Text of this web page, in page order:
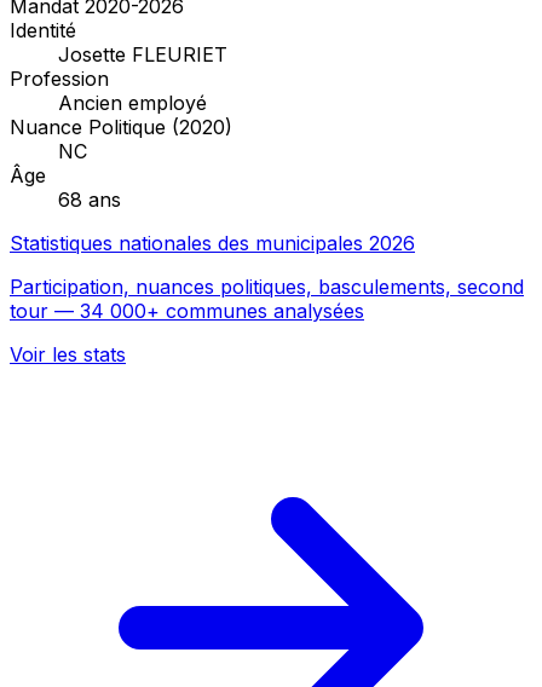
Mandat 2020-2026
Identité
Josette FLEURIET
Profession
Ancien employé
Nuance Politique (2020)
NC
Âge
68 ans
Statistiques nationales des municipales 2026
Participation, nuances politiques, basculements, second
tour — 34 000+ communes analysées
Voir les stats